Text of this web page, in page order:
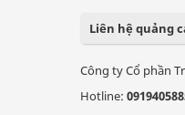
Liên hệ quảng
Công ty Cổ phần
Hotline: